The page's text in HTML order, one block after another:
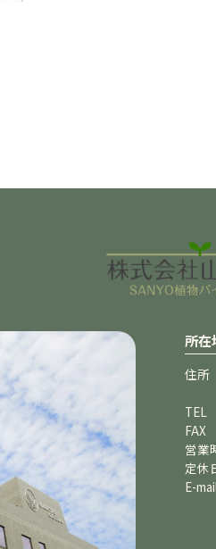
所在
住所
TEL
FAX
営業
定休
E-mail